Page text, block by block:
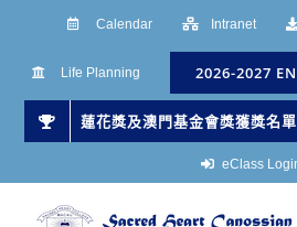
Calendar Intranet
Life Planning 2026-2027
蓮花獎及澳門基金會獎獲獎名單
eClass